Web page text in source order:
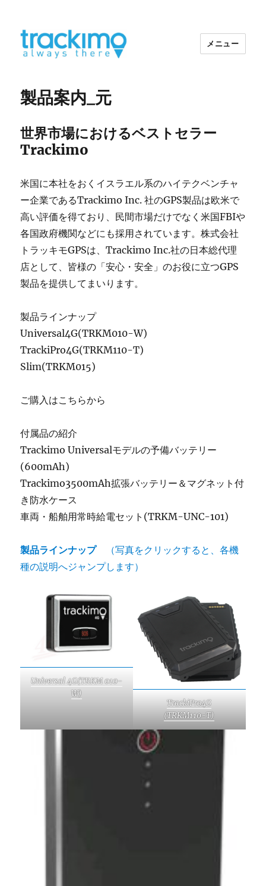
メニュー
製品案内_元
世界市場におけるベストセラー
Trackimo
米国に本社をおくイスラエル系のハイテクベンチャ
ー企業であるTrackimo Inc. 社のGPS製品は欧米で
高い評価を得ており、民間市場だけでなく米国FBIや
各国政府機関などにも採用されています。株式会社
トラッキモGPSは、Trackimo Inc.社の日本総代理
店として、皆様の「安心・安全」のお役に立つGPS
製品を提供してまいります。
製品ラインナップ
Universal4G(TRKM010-W)
TrackiPro4G(TRKM110-T)
Slim(TRKM015)
ご購入はこちらから
付属品の紹介
Trackimo Universalモデルの予備バッテリー
(600mAh)
Trackimo3500mAh拡張バッテリー＆マグネット付
き防水ケース
車両・船舶用常時給電セット(TRKM-UNC-101)
製品ラインナップ（写真をクリックすると、各機
種の説明へジャンプします）
Universal 4G(TRKM 010-
W)
TrackiPro4G
(TRKM110-T)